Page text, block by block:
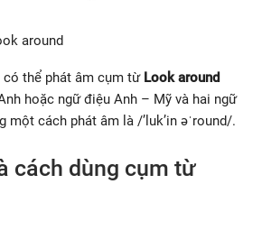
around
có thể phát âm cụm từ Look around
hoặc ngữ điệu Anh – Mỹ và hai ngữ
một cách phát âm là /’luk’in əˈround/.
cách dùng cụm từ